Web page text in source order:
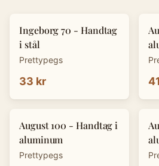
Ingeborg 70 - Handtag
i stål
Prettypegs
33 kr
August 100 - Handtag i
aluminum
Prettypegs